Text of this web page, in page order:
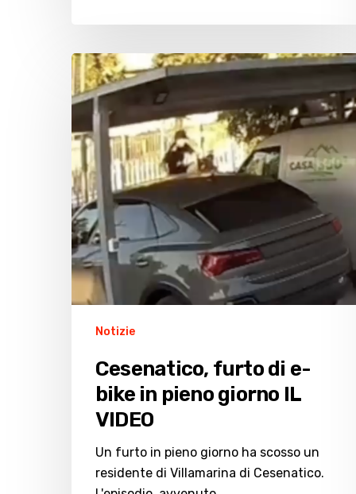
Cesenatico,
furto
di
bike
in
pieno
giorno
IL
VIDEO
Notizie
Cesenatico, furto di e-
bike in pieno giorno IL
VIDEO
Un furto in pieno giorno ha scosso un
residente di Villamarina di Cesenatico.